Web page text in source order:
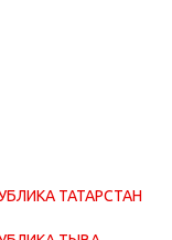
ТАТАРСТАН